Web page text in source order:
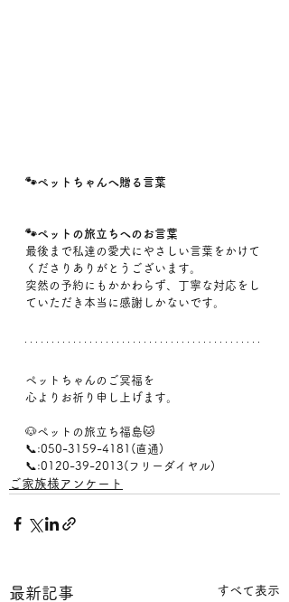
🐾ペットちゃんへ贈る言葉
🐾ペットの旅立ちへのお言葉
最後まで私達の愛犬にやさしい言葉をかけて
くださりありがとうございます。
突然の予約にもかかわらず、丁寧な対応をし
ていただき本当に感謝しかないです。
ペットちゃんのご冥福を
心よりお祈り申し上げます。
🐶ペットの旅立ち福島🐱
📞:050-3159-4181(直通)
📞:0120-39-2013(フリーダイヤル)
ご家族様アンケート
最新記事 すべて表示